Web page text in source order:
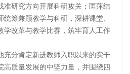
准研究方向开展科研攻关；匡萍结
筹兼顾教学与科研，深耕课堂、
学改革与教学比赛，筑牢育人工作
充分肯定新进教师入职以来的实干
高质量发展的中坚力量，并围绕四